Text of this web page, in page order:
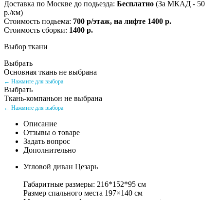
Доставка по Москве до подьезда: Бесплатно (За МКАД - 50
р./км)
Стоимость подьема: 700 р/этаж, на лифте 1400 р.
Стоимость сборки: 1400 р.
Выбор ткани
Выбрать
Основная ткань не выбрана
← Нажмите для выбора
Выбрать
Ткань-компаньон не выбрана
← Нажмите для выбора
Описание
Отзывы о товаре
Задать вопрос
Дополнительно
Угловой диван Цезарь
Габаритные размеры: 216*152*95 см
Размер спального места 197×140 см